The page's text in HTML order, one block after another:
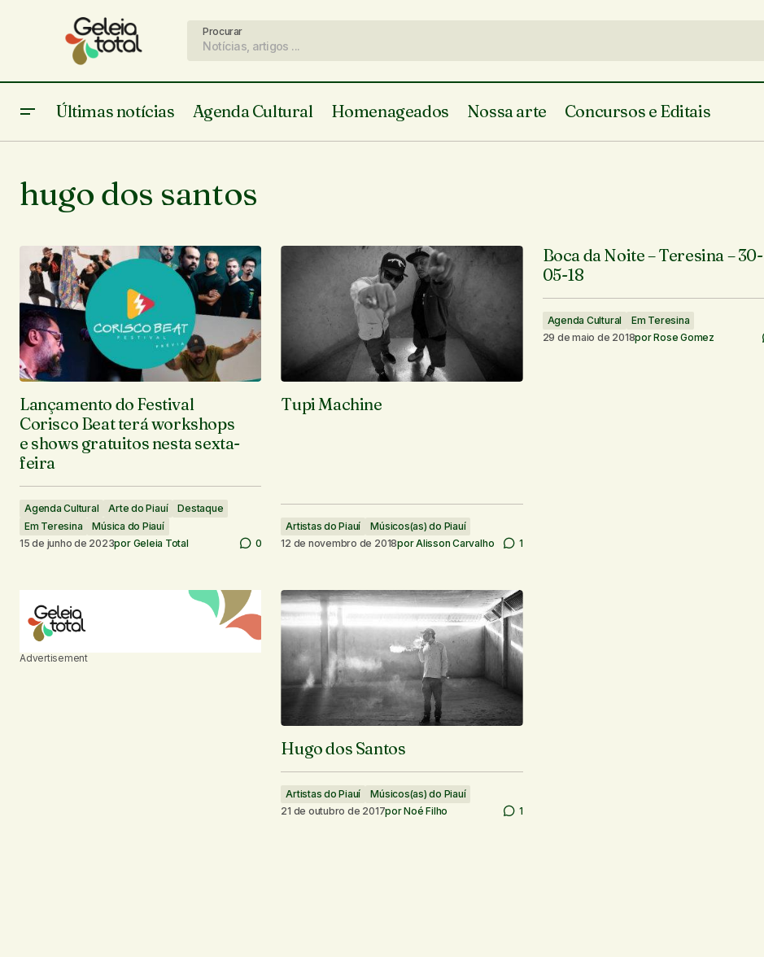
Procurar
Últimas notícias Agenda Cultural Homenageados Nossa arte Concursos e Editais
hugo dos santos
Lançamento do Festival
Corisco Beat terá workshops
e shows gratuitos nesta sexta-
feira
Agenda Cultural Arte do Piauí
Destaque
Em Teresina
Música do Piauí
15 de junho de 2023por Geleia Total 0
Tupi Machine
Artistas do Piauí
Músicos(as) do Piauí
12 de novembro de 2018porAlisson Carvalho 1
Boca da Noite – Teresina – 30-
05-18
Agenda Cultural
Em Teresina
29 de maio de 2018porRose Gomez
Advertisement
Hugo dos Santos
Artistas do Piauí
Músicos(as) do Piauí
21 de outubro de 2017porNoé Filho 1